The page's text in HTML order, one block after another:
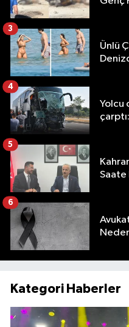
Ünlü
3
Yolcu
4
Saate
5
6
Kategori Haberler